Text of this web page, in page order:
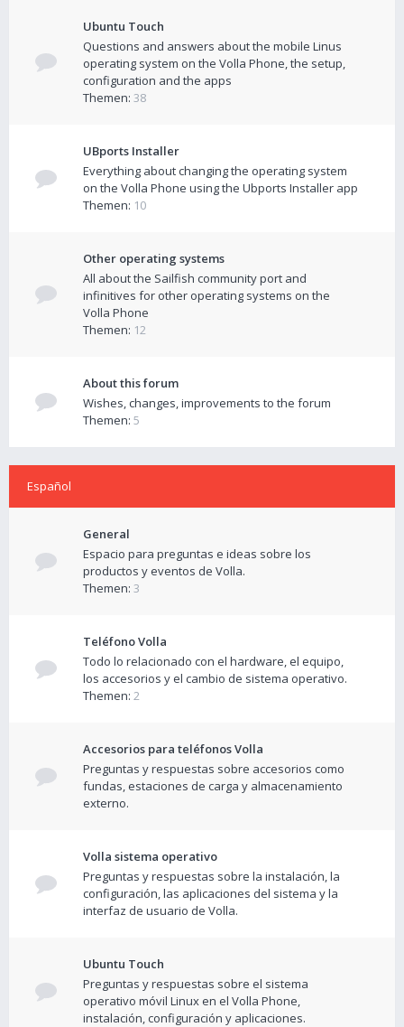
Ubuntu Touch
Questions and answers about the mobile Linus
operating system on the Volla Phone, the setup,
configuration and the apps
Themen: 38
UBports Installer
Everything about changing the operating system
on the Volla Phone using the Ubports Installer app
Themen: 10
Other operating systems
All about the Sailfish community port and
infinitives for other operating systems on the
Volla Phone
Themen: 12
About this forum
Wishes, changes, improvements to the forum
Themen: 5
Español
General
Espacio para preguntas e ideas sobre los
productos y eventos de Volla.
Themen: 3
Teléfono Volla
Todo lo relacionado con el hardware, el equipo,
los accesorios y el cambio de sistema operativo.
Themen: 2
Accesorios para teléfonos Volla
Preguntas y respuestas sobre accesorios como
fundas, estaciones de carga y almacenamiento
externo.
Volla sistema operativo
Preguntas y respuestas sobre la instalación, la
configuración, las aplicaciones del sistema y la
interfaz de usuario de Volla.
Ubuntu Touch
Preguntas y respuestas sobre el sistema
operativo móvil Linux en el Volla Phone,
instalación, configuración y aplicaciones.